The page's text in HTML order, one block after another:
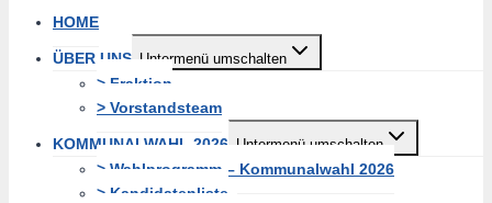
HOME
ÜBER UNS Untermenü umschalten
> Fraktion
> Vorstandsteam
KOMMUNALWAHL 2026 Untermenü umschalten
> Wahlprogramm – Kommunalwahl 2026
> Kandidatenliste